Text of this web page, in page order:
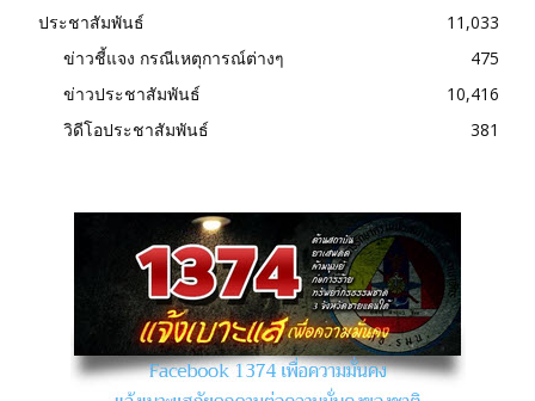
ประชาสัมพันธ์
11,033
ข่าวชี้แจง กรณีเหตุการณ์ต่างๆ
475
ข่าวประชาสัมพันธ์
10,416
วิดีโอประชาสัมพันธ์
381